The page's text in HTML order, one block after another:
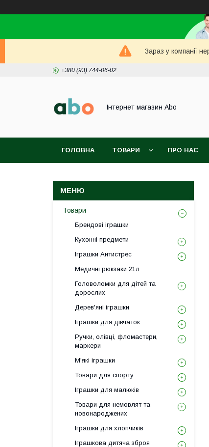
Зараз у компанії
+380 (93) 744-06-02
Інтернет магазин Abo
ГОЛОВНА ТОВАРИ ПРО НАС
Товари
Брендові іграшки
Кухонні предмети
Іграшки Антистрес
Медичні рюкзаки 21л
Головоломки для дітей та
дорослих
Дерев'яні іграшки
Іграшки для дівчаток
Ручки, олівці, фломастери,
маркери
М'які іграшки
Товари для спорту
Іграшки для малюків
Товари для немовлят та
новонароджених
Іграшки для хлопчиків
Іграшкова дитяча зброя